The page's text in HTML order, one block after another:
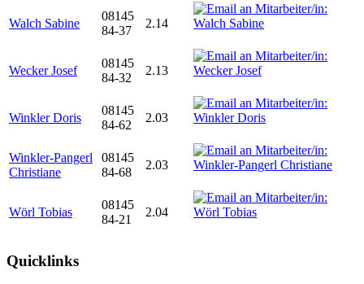
Walch Sabine
08145
84-37
2.14
Wecker Josef
08145
84-32
2.13
Winkler Doris
08145
84-62
2.03
Winkler-Pangerl
Christiane
08145
84-68
2.03
Wörl Tobias
08145
84-21
2.04
Quicklinks